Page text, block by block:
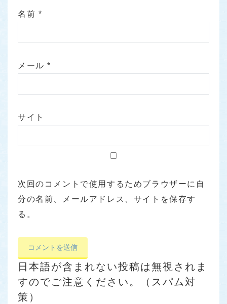
名前 *
メール*
サイト
次回のコメントで使用するためブラウザーに自
分の名前、メールアドレス、サイトを保存す
る。
日本語が含まれない投稿は無視されま
すのでご注意ください。（スパム対
策）